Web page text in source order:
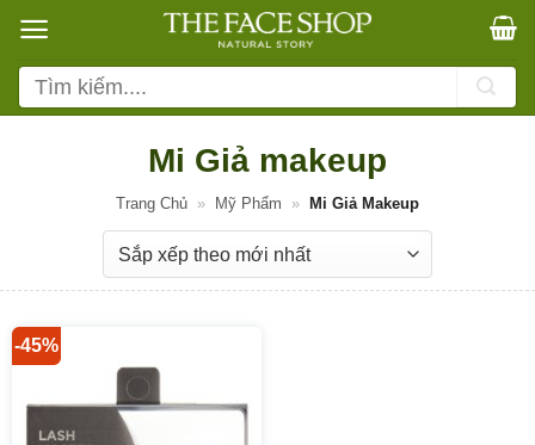
qua
nội
dung
Tìm
kiếm:
Mi Giả makeup
Trang Chủ » Mỹ Phẩm » Mi Giả Makeup
-45%